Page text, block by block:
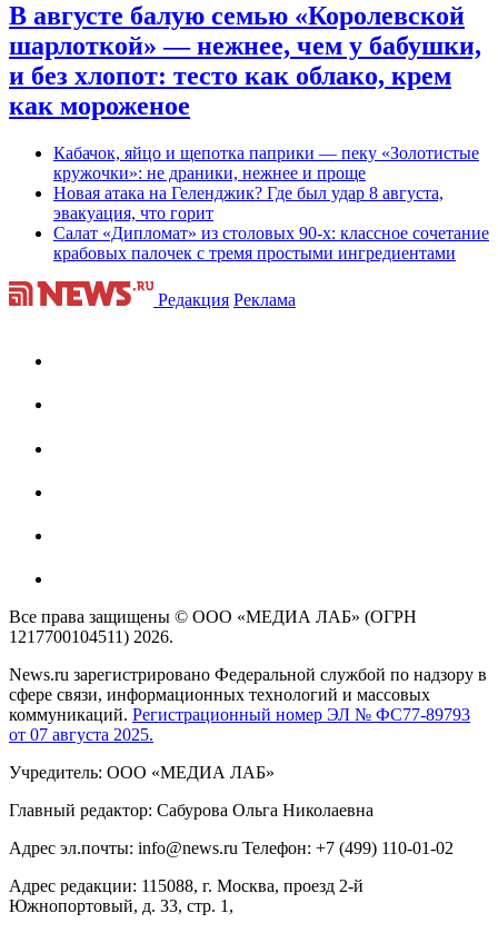
В августе балую семью «Королевской
шарлоткой» — нежнее, чем у бабушки,
и без хлопот: тесто как облако, крем
как мороженое
Кабачок, яйцо и щепотка паприки — пеку «Золотистые
кружочки»: не драники, нежнее и проще
Новая атака на Геленджик? Где был удар 8 августа,
эвакуация, что горит
Салат «Дипломат» из столовых 90-х: классное сочетание
крабовых палочек с тремя простыми ингредиентами
Редакция Реклама
Все права защищены © ООО «МЕДИА ЛАБ» (ОГРН
1217700104511) 2026.
News.ru зарегистрировано Федеральной службой по надзору в
сфере связи, информационных технологий и массовых
коммуникаций. Регистрационный номер ЭЛ № ФС77-89793
от 07 августа 2025.
Учредитель: ООО «МЕДИА ЛАБ»
Главный редактор: Сабурова Ольга Николаевна
Адрес эл.почты: info@news.ru Телефон: +7 (499) 110-01-02
Адрес редакции: 115088, г. Москва, проезд 2-й
Южнопортовый, д. 33, стр. 1,